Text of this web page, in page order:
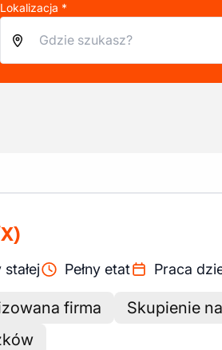
Lokalizacja *
Pełny etat Praca
firma
Skupienie